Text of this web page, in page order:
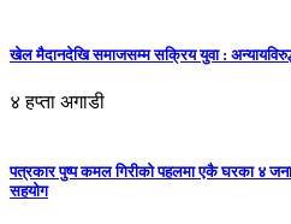
खेल मैदानदेखि समाजसम्म सक्रिय युवा :
४ हप्ता अगाडी
पत्रकार पुष्प कमल गिरीको पहलमा एकै घरका ४ जना
सहयोग